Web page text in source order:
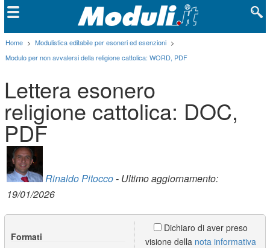
Home > Modulistica editabile per esoneri ed esenzioni >
Modulo per non avvalersi della religione cattolica: WORD, PDF
Lettera esonero
religione cattolica: DOC,
PDF
Rinaldo Pitocco- Ultimo aggiornamento:
19/01/2026
Formati
Dichiaro di aver preso
visione della nota informativa